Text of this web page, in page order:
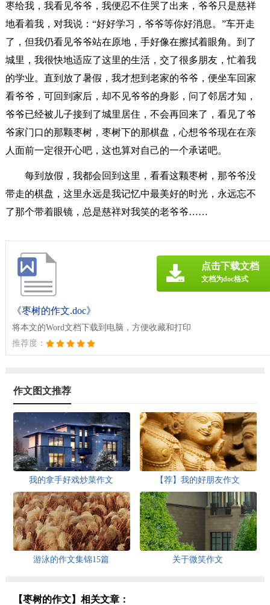
枣给我，我看见爷爷，我便忍不住哭了出来，爷爷只是慈祥
地看着我，对我说：“好好学习，爷爷等你好消息。”车开走
了，但我仍看见爷爷站在原地，手好像在擦拭着眼角。到了
城里，我很快地适应了这里的生活，交了很多朋友，忙着我
的学业。直到放了暑假，我才想到老家的爷爷，便坐车回家
看爷爷，可回到家后，却不见爷爷的身影，问了邻居才知，
爷爷已经被儿子接到了城里居住，不会再回来了，看见了爷
爷家门口的那颗枣树，枣树下的那棋盘，心想爷爷现在在亲
人面前一定很开心吧，这也算对自己的一个承诺吧。
每到放假，我都会回到这里，看看这颗枣树，那爷爷没
带走的棋盘，这里永远是我记忆中最美好的时光，永远忘不
了那个带着眼镜，总是慈祥对我笑的老爷爷……
《枣树的作文.doc》
将本文的Word文档下载到电脑，方便收藏和打印
推荐度：
点击下载文档
文档为doc格式
作文图文推荐
我的拿手好戏炒菜作文 【荐】我的好朋友作文
游泳的作文集锦15篇 关于微笑作文
【枣树的作文】相关文章：